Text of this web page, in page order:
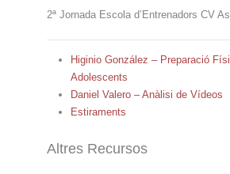
2ª Jornada Escola d’Entrenadors CV
Higinio González – Preparació
Adolescents
Daniel Valero – Anàlisi de Vídeos
Estiraments
Altres Recursos